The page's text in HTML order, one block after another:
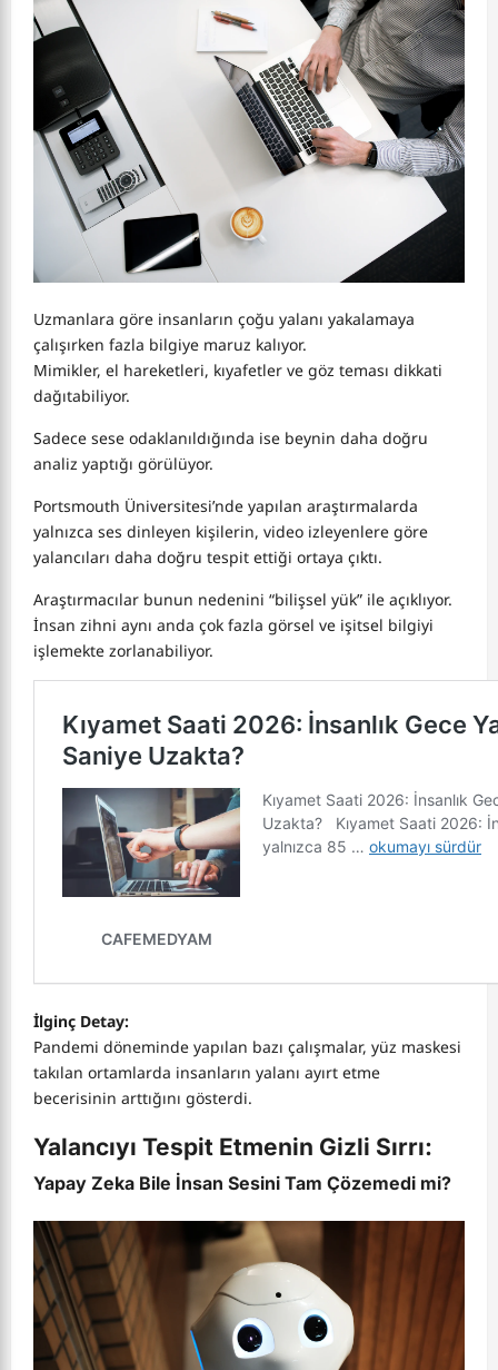
Uzmanlara göre insanların çoğu yalanı yakalamaya
çalışırken fazla bilgiye maruz kalıyor.
Mimikler, el hareketleri, kıyafetler ve göz teması dikkati
dağıtabiliyor.
Sadece sese odaklanıldığında ise beynin daha doğru
analiz yaptığı görülüyor.
Portsmouth Üniversitesi’nde yapılan araştırmalarda
yalnızca ses dinleyen kişilerin, video izleyenlere göre
yalancıları daha doğru tespit ettiği ortaya çıktı.
Araştırmacılar bunun nedenini “bilişsel yük” ile açıklıyor.
İnsan zihni aynı anda çok fazla görsel ve işitsel bilgiyi
işlemekte zorlanabiliyor.
İlginç Detay:
Pandemi döneminde yapılan bazı çalışmalar, yüz maskesi
takılan ortamlarda insanların yalanı ayırt etme
becerisinin arttığını gösterdi.
Yalancıyı Tespit Etmenin Gizli Sırrı:
Yapay Zeka Bile İnsan Sesini Tam Çözemedi mi?